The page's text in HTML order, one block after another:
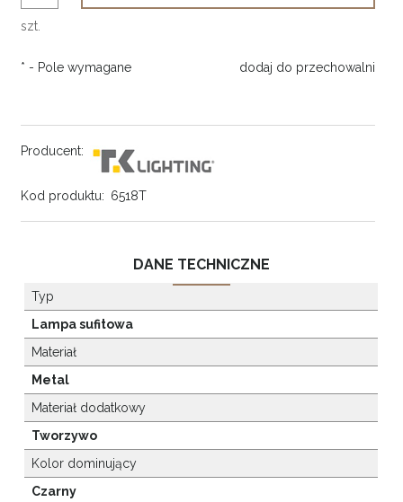
szt.
dodaj do przechowalni
* - Pole wymagane
Producent:
Kod produktu: 6518T
DANE TECHNICZNE
Typ
Lampa sufitowa
Materiał
Metal
Materiał dodatkowy
Tworzywo
Kolor dominujący
Czarny